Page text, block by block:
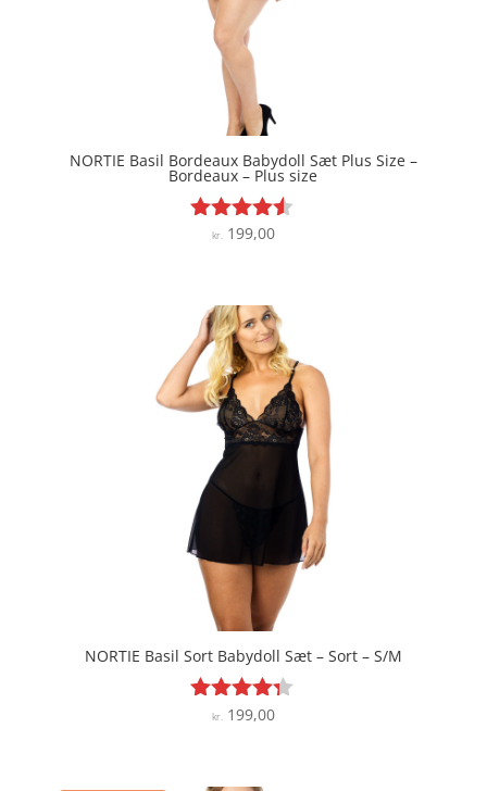
NORTIE Basil Bordeaux Babydoll Sæt Plus Size –
Bordeaux – Plus size
Vurderet
kr.199,00
NORTIE Basil Sort Babydoll Sæt – Sort – S/M
Vurderet
kr. 199,00